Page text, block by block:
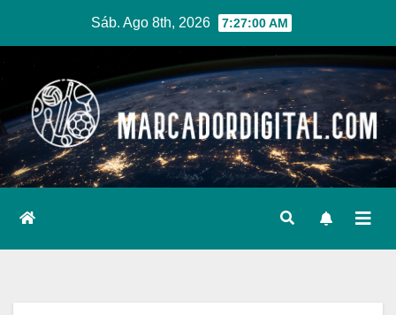
contenido
Sáb. Ago 8th, 2026 7:27:00 AM